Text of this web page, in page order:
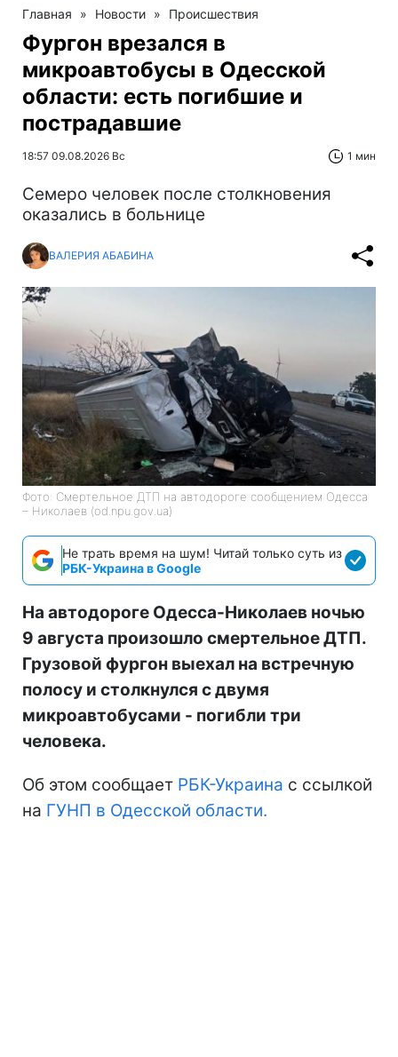
Главная » Новости » Происшествия
Фургон врезался в
микроавтобусы в Одесской
области: есть погибшие и
пострадавшие
18:57 09.08.2026 Вс 1 мин
Cемеро человек после столкновения
оказались в больнице
ВАЛЕРИЯ АБАБИНА
Фото: Смертельное ДТП на автодороге сообщением Одесса
– Николаев (od.npu.gov.ua)
Не трать время на шум! Читай только суть из
РБК-Украина в Google
На автодороге Одесса-Николаев ночью
9 августа произошло смертельное ДТП.
Грузовой фургон выехал на встречную
полосу и столкнулся с двумя
микроавтобусами - погибли три
человека.
Об этом сообщает РБК-Украина с ссылкой
на ГУНП в Одесской области.